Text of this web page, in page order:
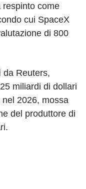
respinto come
cui SpaceX
di 800
da Reuters,
miliardi di dollari
2026, mossa
del produttore di